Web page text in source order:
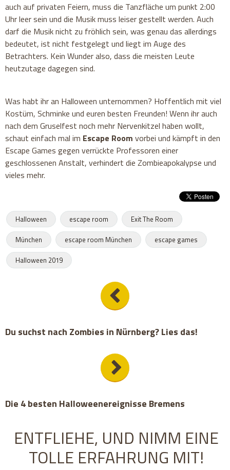
auch auf privaten Feiern, muss die Tanzfläche um punkt 2:00
Uhr leer sein und die Musik muss leiser gestellt werden. Auch
darf die Musik nicht zu fröhlich sein, was genau das allerdings
bedeutet, ist nicht festgelegt und liegt im Auge des
Betrachters. Kein Wunder also, dass die meisten Leute
heutzutage dagegen sind.
Was habt ihr an Halloween unternommen? Hoffentlich mit viel
Kostüm, Schminke und euren besten Freunden! Wenn ihr auch
nach dem Gruselfest noch mehr Nervenkitzel haben wollt,
schaut einfach mal im Escape Room vorbei und kämpft in den
Escape Games gegen verrückte Professoren einer
geschlossenen Anstalt, verhindert die Zombieapokalypse und
vieles mehr.
Halloween escape room
Exit The Room
München
escape room München
escape games
Halloween 2019
Du suchst nach Zombies in Nürnberg? Lies das!
Die 4 besten Halloweenereignisse Bremens
ENTFLIEHE, UND NIMM EINE
TOLLE ERFAHRUNG MIT!